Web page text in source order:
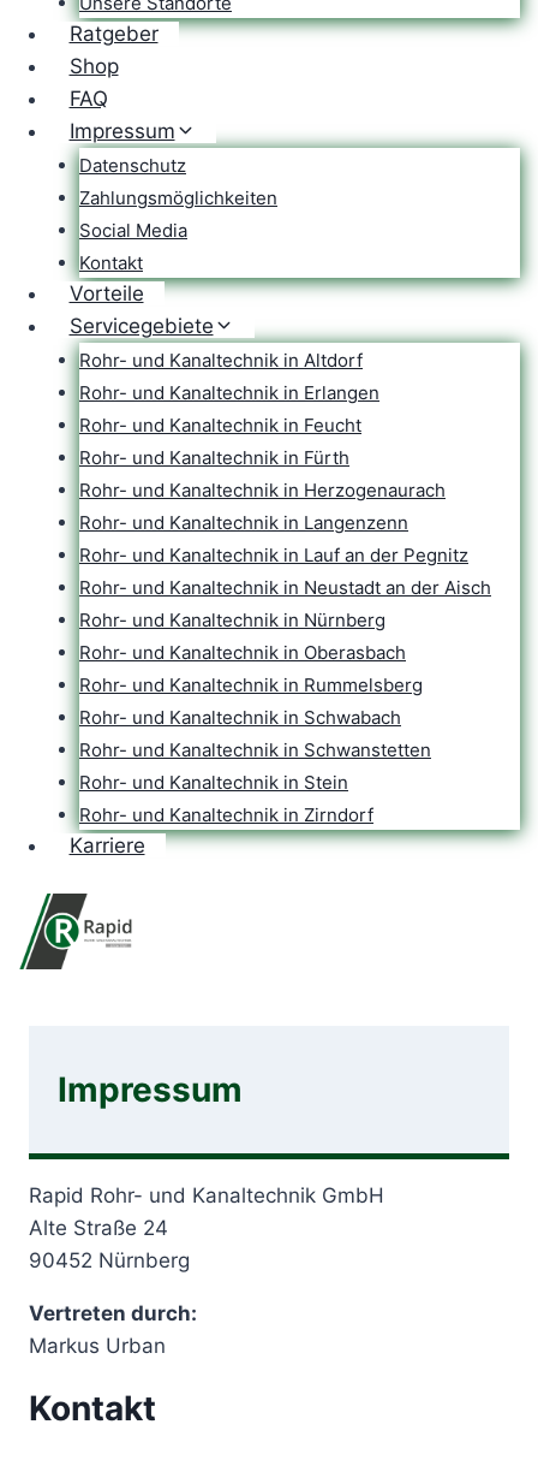
Ratgeber
Shop
FAQ
Impressum
Datenschutz
Zahlungsmöglichkeiten
Social Media
Kontakt
Vorteile
Servicegebiete
Rohr- und Kanaltechnik in Altdorf
Rohr- und Kanaltechnik in Erlangen
Rohr- und Kanaltechnik in Feucht
Rohr- und Kanaltechnik in Fürth
Rohr- und Kanaltechnik in Herzogenaurach
Rohr- und Kanaltechnik in Langenzenn
Rohr- und Kanaltechnik in Lauf an der Pegnitz
Rohr- und Kanaltechnik in Neustadt an der Aisch
Rohr- und Kanaltechnik in Nürnberg
Rohr- und Kanaltechnik in Oberasbach
Rohr- und Kanaltechnik in Rummelsberg
Rohr- und Kanaltechnik in Schwabach
Rohr- und Kanaltechnik in Schwanstetten
Rohr- und Kanaltechnik in Stein
Rohr- und Kanaltechnik in Zirndorf
Karriere
Impressum
Rapid Rohr- und Kanaltechnik GmbH
Alte Straße 24
90452 Nürnberg
Vertreten durch:
Markus Urban
Kontakt